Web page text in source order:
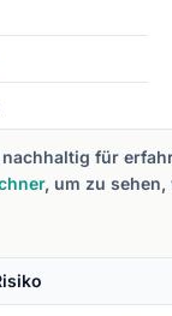
für
, um zu